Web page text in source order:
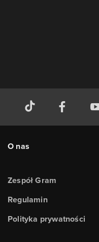
O nas
Zespół Gram
Regulamin
Polityka prywatności